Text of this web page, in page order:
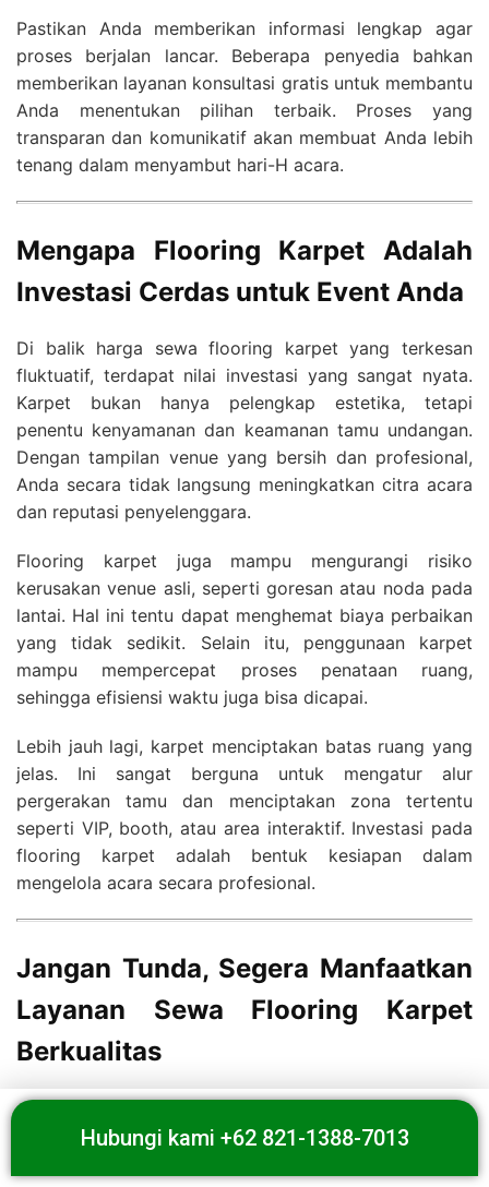
Pastikan Anda memberikan informasi lengkap agar
proses berjalan lancar. Beberapa penyedia bahkan
memberikan layanan konsultasi gratis untuk membantu
Anda menentukan pilihan terbaik. Proses yang
transparan dan komunikatif akan membuat Anda lebih
tenang dalam menyambut hari-H acara.
Mengapa Flooring Karpet Adalah
Investasi Cerdas untuk Event Anda
Di balik harga sewa flooring karpet yang terkesan
fluktuatif, terdapat nilai investasi yang sangat nyata.
Karpet bukan hanya pelengkap estetika, tetapi
penentu kenyamanan dan keamanan tamu undangan.
Dengan tampilan venue yang bersih dan profesional,
Anda secara tidak langsung meningkatkan citra acara
dan reputasi penyelenggara.
Flooring karpet juga mampu mengurangi risiko
kerusakan venue asli, seperti goresan atau noda pada
lantai. Hal ini tentu dapat menghemat biaya perbaikan
yang tidak sedikit. Selain itu, penggunaan karpet
mampu mempercepat proses penataan ruang,
sehingga efisiensi waktu juga bisa dicapai.
Lebih jauh lagi, karpet menciptakan batas ruang yang
jelas. Ini sangat berguna untuk mengatur alur
pergerakan tamu dan menciptakan zona tertentu
seperti VIP, booth, atau area interaktif. Investasi pada
flooring karpet adalah bentuk kesiapan dalam
mengelola acara secara profesional.
Jangan Tunda, Segera Manfaatkan
Layanan Sewa Flooring Karpet
Berkualitas
Setiap detik persiapan acara Anda sangat berarti.
Jangan menunggu waktu terlalu lama untuk
Hubungi kami +62 821-1388-7013